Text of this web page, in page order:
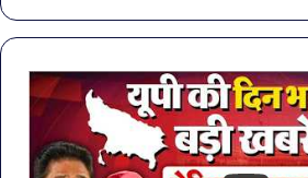
पहली
बैठक,
मान
कदम